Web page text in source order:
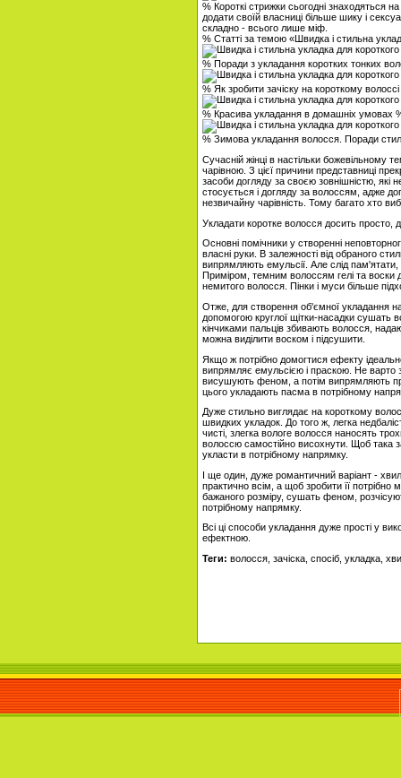
% Короткі стрижки сьогодні знаходяться
додати своїй власниці більше шику і
складно - всього лише міф.
% Статті за темою «Швидка і стильна
% Поради з укладання коротких тонких
% Як зробити зачіску на короткому
% Красива укладання в домашніх умовах
% Зимова укладання волосся. Поради
Сучасній жінці в настільки божевільному
чарівною. З цієї причини представниці
засоби догляду за своєю зовнішністю, які
стосується і догляду за волоссям, адже
незвичайну чарівність. Тому багато хто
Укладати коротке волосся досить просто,
Основні помічники у створенні
власні руки. В залежності від обраного
випрямляють емульсії. Але слід пам'ятати,
Приміром, темним волоссям гелі та воски
немитого волосся. Пінки і муси більше
Отже, для створення об'ємної укладання
допомогою круглої щітки-насадки сушать
кінчиками пальців збивають волосся,
можна виділити воском і підсушити.
Якщо ж потрібно домогтися ефекту
випрямляє емульсією і праскою. Не варто
висушують феном, а потім випрямляють
цього укладають пасма в потрібному
Дуже стильно виглядає на короткому
швидких укладок. До того ж, легка
чисті, злегка вологе волосся наносять
волоссю самостійно висохнути. Щоб така
укласти в потрібному напрямку.
І ще один, дуже романтичний варіант -
практично всім, а щоб зробити її потрібно
бажаного розміру, сушать феном,
потрібному напрямку.
Всі ці способи укладання дуже прості у
ефектною.
Теги: волосся, зачіска, спосіб, укладка,